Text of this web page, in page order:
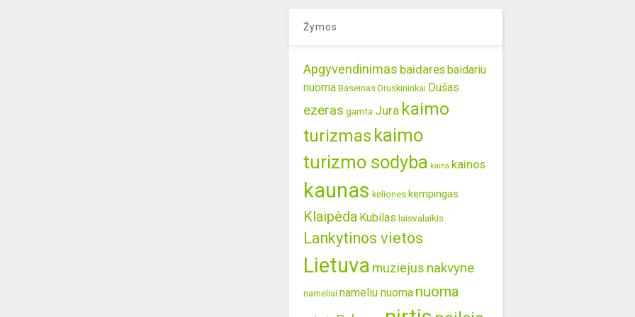
Žymos
Apgyvendinimas baidaresbaidariu
nuoma Baseinas Druskininkai Dušas
ezeras gamta Jura kaimo
turizmas kaimo
turizmo sodyba kaina kainos
kaunas keliones kempingas
Klaipėda Kubilas laisvalaikis
Lankytinos vietos
Lietuva muziejus nakvyne
nameliai nameliu nuoma nuoma